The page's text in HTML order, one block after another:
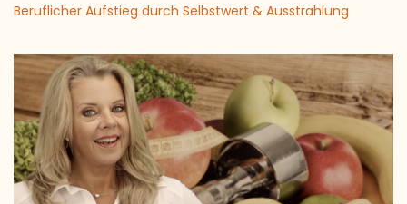
Beruflicher Aufstieg durch Selbstwert & Ausstrahlung